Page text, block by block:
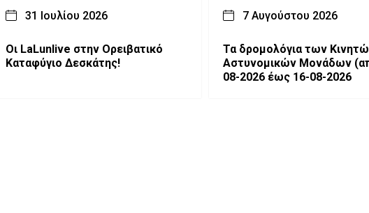
31 Ιουλίου 2026
Οι LaLunlive στην Ορειβατικό
Καταφύγιο Δεσκάτης!
7 Αυγούστου 2026
Τα δρομολόγια των
Αστυνομικών Μονάδων (από 10-
08-2026 έως 16-08-2026